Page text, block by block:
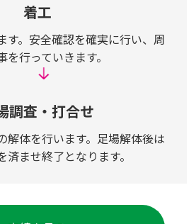
着工
す。安全確認を確実に行い、周
行っていきます。
調査・打合せ
解体を行います。足場解体後は
ませ終了となります。